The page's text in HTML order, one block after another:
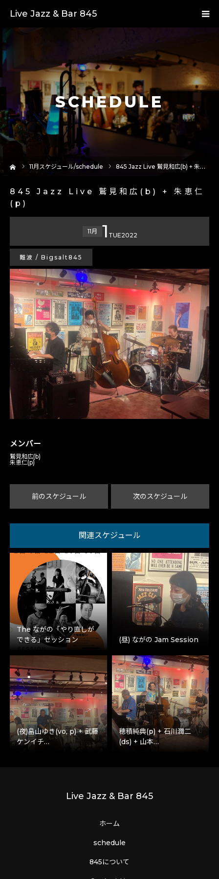
Live Jazz & Bar 845
SCHEDULE
11月スケジュール/schedule 845 Jazz Live 鷲見和広(b) + 朱恵仁(p)
845 Jazz Live 鷲見和広(b) + 朱恵仁
(p)
11月 1 TUE2022
難波 / Bigsalt845
メンバー
鷲見和広(b)
朱恵仁(p)
前のスケジュール 次のスケジュール
関連スケジュール
The ながの「やり直しが
できる」セッション
(昼) ながの Jam Session
(夜)畠山ゆき(vo, p) + 武藤
ケンイチ…
穂積純典(p) + 石川潤二
(ds) + 山本…
Live Jazz & Bar 845
ホーム
schedule
845について